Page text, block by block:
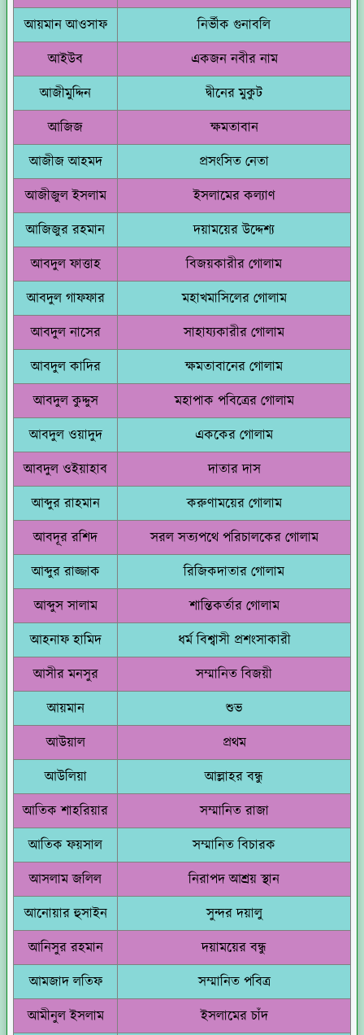
আয়মান আওসাফ নির্ভীক গুনাবলি
আইউব একজন নবীর নাম
আজীমুদ্দিন দ্বীনের মুকুট
আজিজ ক্ষমতাবান
আজীজ আহমদ প্রসংসিত নেতা
আজীজুল ইসলাম ইসলামের কল্যাণ
আজিজুর রহমান দয়াময়ের উদ্দেশ্য
আবদুল ফাত্তাহ বিজয়কারীর গোলাম
আবদুল গাফফার মহাখমাসিলের গোলাম
আবদুল নাসের সাহায্যকারীর গোলাম
আবদুল কাদির ক্ষমতাবানের গোলাম
আবদুল কুদ্দুস মহাপাক পবিত্রের গোলাম
আবদুল ওয়াদুদ এককের গোলাম
আবদুল ওইয়াহাব দাতার দাস
আব্দুর রাহমান করুণাময়ের গোলাম
আবদূর রশিদ সরল সত্যপথে পরিচালকের গোলাম
আব্দুর রাজ্জাক রিজিকদাতার গোলাম
আব্দুস সালাম শান্তিকর্তার গোলাম
আহনাফ হামিদ ধর্ম বিশ্বাসী প্রশংসাকারী
আসীর মনসুর সম্মানিত বিজয়ী
আয়মান শুভ
আউয়াল প্রথম
আউলিয়া আল্লাহর বন্ধু
আতিক শাহরিয়ার সম্মানিত রাজা
আতিক ফয়সাল সম্মানিত বিচারক
আসলাম জলিল নিরাপদ আশ্রয় স্থান
আনোয়ার হুসাইন সুন্দর দয়ালু
আনিসুর রহমান দয়াময়ের বন্ধু
আমজাদ লতিফ সম্মানিত পবিত্র
আমীনুল ইসলাম ইসলামের চাঁদ